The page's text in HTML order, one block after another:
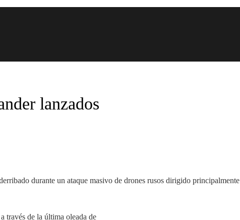
lanzados
durante un ataque masivo de drones rusos dirigido principalmente
través de la última oleada de